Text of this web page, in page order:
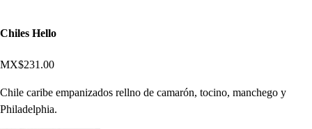
Chiles Hello
MX$231.00
Chile caribe empanizados rellno de camarón, tocino, manchego y
Philadelphia.